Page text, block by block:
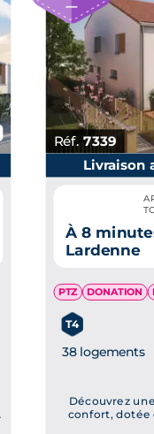
Réf.7339
Livraison
À 8
Lardenne
PTZ DONATION
T4
38 logements
Découvrez
confort, dotée
telles que